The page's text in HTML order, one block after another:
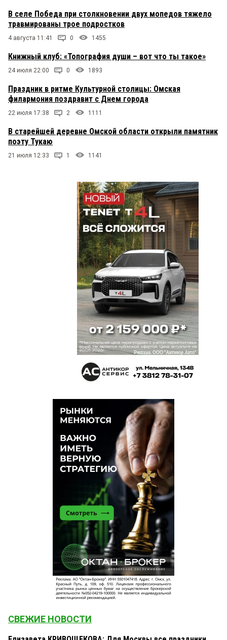
В селе Победа при столкновении двух мопедов тяжело
травмированы трое подростков
4 августа 11:41 0 1455
Книжный клуб: «Топография души – вот что ты такое»
24 июля 22:00 0 1893
Праздник в ритме Культурной столицы: Омская
филармония поздравит с Днем города
22 июля 17:38 2 1111
В старейшей деревне Омской области открыли памятник
поэту Тукаю
21 июля 12:33 1 1141
СВЕЖИЕ НОВОСТИ